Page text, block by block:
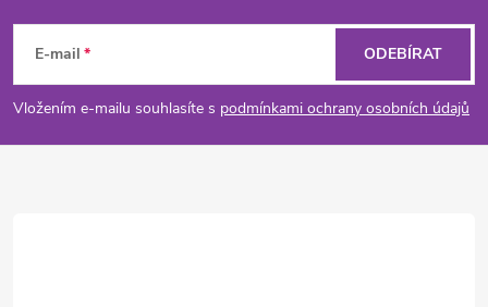
p
a
E-mail
Vložením e-mailu souhlasíte s podmínkami ochrany osobních údajů
ODEBÍRAT